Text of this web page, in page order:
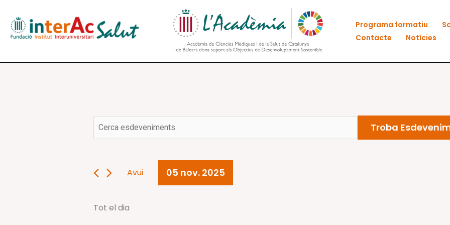
contingut
Programa formatiu
Contacte
Notícies
Esdeveniments
del
2025
Navegació
visual
i
d'Esdeveniments
Introduïu
la
clau.
Cerqueu
per
Troba
Avui 05 nov. 2025
Tot el dia